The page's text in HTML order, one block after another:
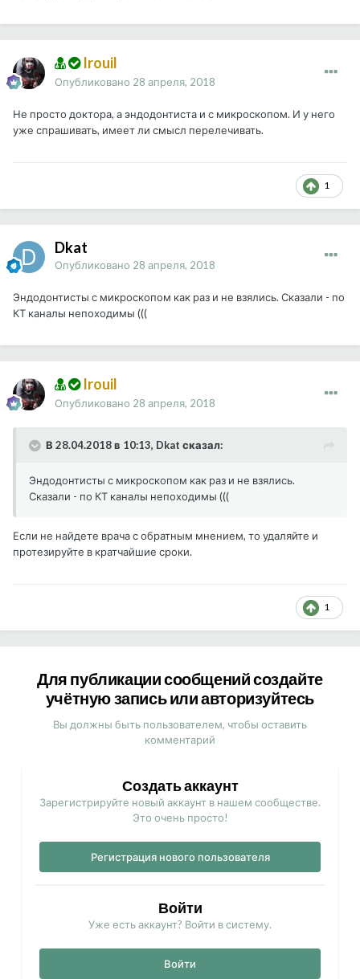
Irouil
Опубликовано 28 апреля, 2018
Не просто доктора, а эндодонтиста и с микроскопом. И у него
уже спрашивать, имеет ли смысл перелечивать.
1
Dkat
Опубликовано 28 апреля, 2018
Эндодонтисты с микроскопом как раз и не взялись. Сказали - по
КТ каналы непоходимы (((
Irouil
Опубликовано 28 апреля, 2018
В 28.04.2018 в 10:13, Dkat сказал:
Эндодонтисты с микроскопом как раз и не взялись.
Сказали - по КТ каналы непоходимы (((
Если не найдете врача с обратным мнением, то удаляйте и
протезируйте в кратчайшие сроки.
1
Для публикации сообщений создайте
учётную запись или авторизуйтесь
Вы должны быть пользователем, чтобы оставить
комментарий
Создать аккаунт
Зарегистрируйте новый аккаунт в нашем сообществе.
Это очень просто!
Регистрация нового пользователя
Войти
Уже есть аккаунт? Войти в систему.
Войти